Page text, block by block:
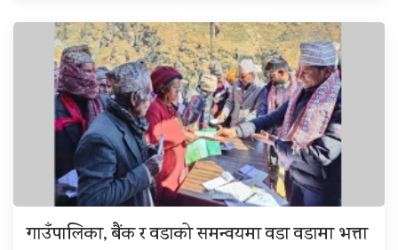
गाउँपालिका, बैंक र वडाको समन्वयमा वडा वडामा भत्ता